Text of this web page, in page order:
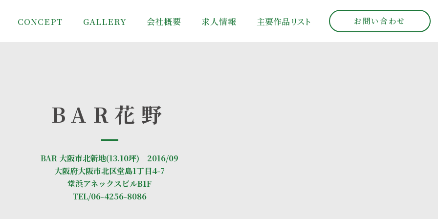
CONCEPT GALLERY 会社概要 求人情報 主要作品リスト お問い合わせ
BAR花野
BAR 大阪市北新地(13.10坪) 2016/09
大阪府大阪市北区堂島1丁目4-7
堂浜アネックスビルB1F
TEL/06-4256-8086